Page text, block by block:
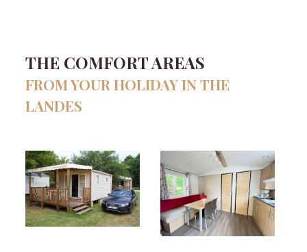
THE COMFORT AREAS
FROM YOUR HOLIDAY IN THE
LANDES